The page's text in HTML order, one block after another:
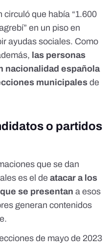
circuló que había “1.600
en un piso en
ayudas sociales. Como
las personas
nacionalidad española
municipales de
o partidos
que se dan
es el de atacar a los
se presentan a esos
generan contenidos
de mayo de 2023